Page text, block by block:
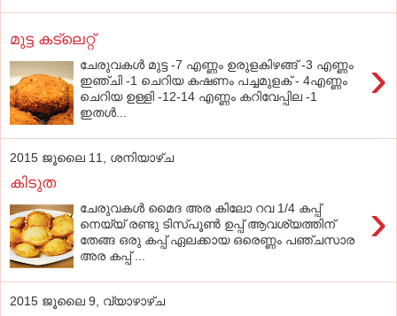
മുട്ട കട്‌ലെറ്റ്‌
›
ചേരുവകള്‍ മുട്ട -7 എണ്ണം ഉരുളകിഴങ്ങ് -3 എണ്ണം
ഇഞ്ചി -1 ചെറിയ കഷണം പച്ചമുളക് - 4എണ്ണം
ചെറിയ ഉള്ളി -12-14 എണ്ണം കറിവേപ്പില -1
ഇതള്‍...
2015 ജൂലൈ 11, ശനിയാഴ്‌ച
കിടുത
›
ചേരുവകള്‍ മൈദ അര കിലോ റവ 1/4 കപ്പ്
നെയ്യ് രണ്ടു ടിസ്പൂണ്‍ ഉപ്പ് ആവശ്യത്തിന്
തേങ്ങ ഒരു കപ്പ് ഏലക്കായ ഒരെണ്ണം പഞ്ചസാര
അര കപ്പ് ...
2015 ജൂലൈ 9, വ്യാഴാഴ്‌ച